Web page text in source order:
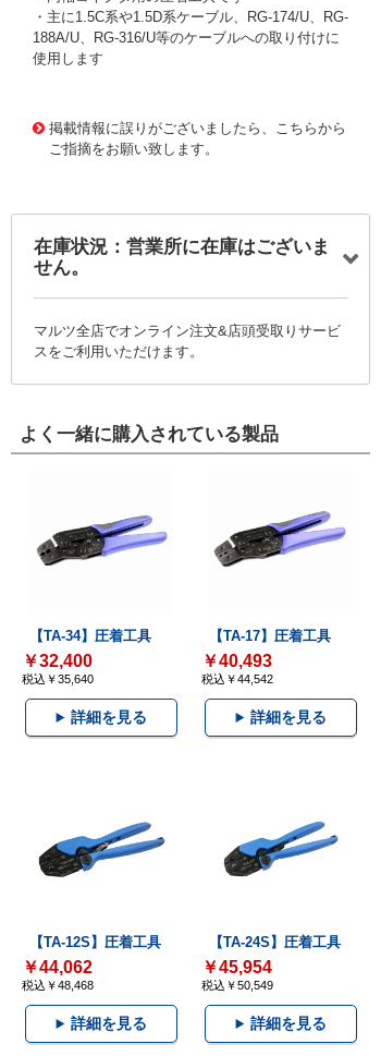
・主に1.5C系や1.5D系ケーブル、RG-174/U、RG-
188A/U、RG-316/U等のケーブルへの取り付けに
使用します
掲載情報に誤りがございましたら、こちらから
ご指摘をお願い致します。
在庫状況：営業所に在庫はございま
せん。
マルツ全店でオンライン注文&店頭受取りサービ
スをご利用いただけます。
よく一緒に購入されている製品
【TA-34】圧着工具
￥32,400
税込￥35,640
詳細を見る
【TA-17】圧着工具
￥40,493
税込￥44,542
詳細を見る
【TA-12S】圧着工具
￥44,062
税込￥48,468
詳細を見る
【TA-24S】圧着工具
￥45,954
税込￥50,549
詳細を見る